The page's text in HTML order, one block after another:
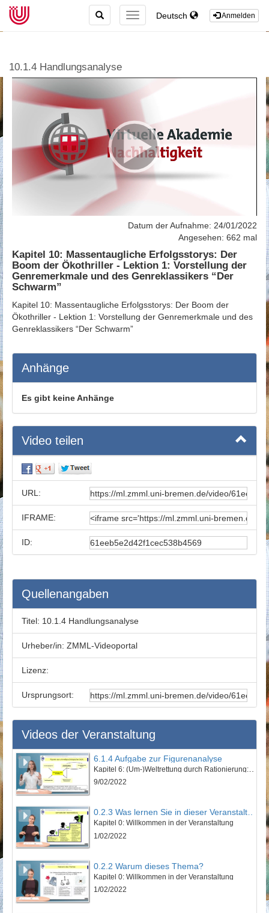
Anmelden
Deutsch
TOGGLE
NAVIGATION
TOGGLE
SEARCH
10.1.4 Handlungsanalyse
Datum der Aufnahme: 24/01/2022
Angesehen: 662 mal
Kapitel 10: Massentaugliche Erfolgsstorys: Der
Boom der Ökothriller - Lektion 1: Vorstellung der
Genremerkmale und des Genreklassikers “Der
Schwarm”
Kapitel 10: Massentaugliche Erfolgsstorys: Der Boom der
Ökothriller - Lektion 1: Vorstellung der Genremerkmale und des
Genreklassikers “Der Schwarm”
Anhänge
Es gibt keine Anhänge
Video teilen
URL:
IFRAME:
ID:
Quellenangaben
Titel: 10.1.4 Handlungsanalyse
Urheber/in: ZMML-Videoportal
Lizenz:
Ursprungsort:
Videos der Veranstaltung
6.1.4 Aufgabe zur Figurenanalyse
9/02/2022
0.2.3 Was lernen Sie in dieser Veranstaltung?
Kapitel 0: Willkommen in der Veranstaltung
1/02/2022
0.2.2 Warum dieses Thema?
Kapitel 0: Willkommen in der Veranstaltung
1/02/2022